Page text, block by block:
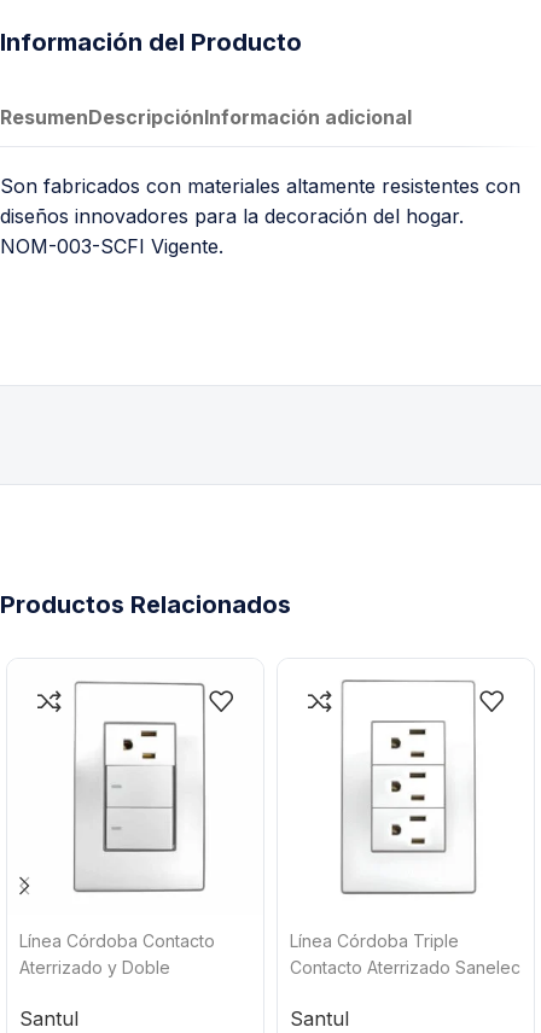
Información del Producto
ResumenDescripciónInformación adicional
Son fabricados con materiales altamente resistentes con
diseños innovadores para la decoración del hogar.
NOM-003-SCFI Vigente.
Productos Relacionados
Línea Córdoba Contacto
Aterrizado y Doble
Santul
Línea Córdoba Triple
Contacto Aterrizado Sanelec
Santul